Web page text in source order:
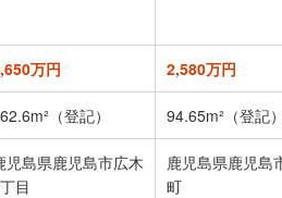
万円 2,580万円
（登記） 94.65m²（登記
児島県鹿児島市広木
目
鹿児島県鹿児島
町